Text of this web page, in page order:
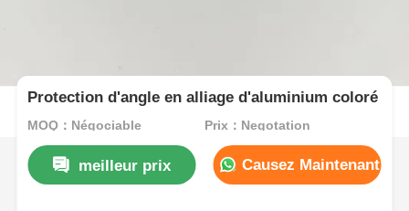
Protection d'angle en alliage d'aluminium coloré
MOQ：Négociable Prix：Negotation
meilleur prix Causez Maintenant